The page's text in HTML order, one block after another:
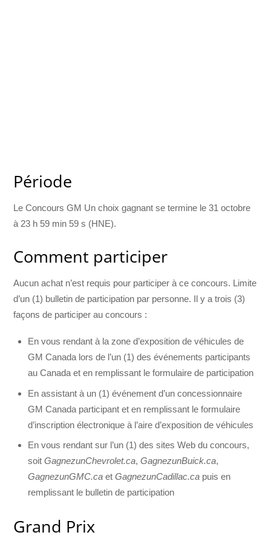
Période
Le Concours GM Un choix gagnant se termine le 31 octobre
à 23 h 59 min 59 s (HNE).
Comment participer
Aucun achat n’est requis pour participer à ce concours. Limite
d’un (1) bulletin de participation par personne. Il y a trois (3)
façons de participer au concours :
En vous rendant à la zone d’exposition de véhicules de
GM Canada lors de l’un (1) des événements participants
au Canada et en remplissant le formulaire de participation
En assistant à un (1) événement d’un concessionnaire
GM Canada participant et en remplissant le formulaire
d’inscription électronique à l’aire d’exposition de véhicules
En vous rendant sur l’un (1) des sites Web du concours,
soitGagnezunChevrolet.ca,GagnezunBuick.ca,
GagnezunGMC.ca etGagnezunCadillac.ca puis en
remplissant le bulletin de participation
Grand Prix